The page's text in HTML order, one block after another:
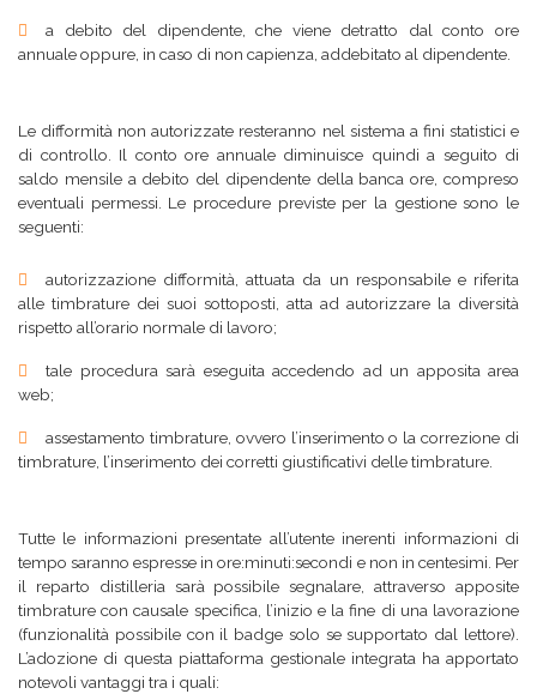
a debito del dipendente, che viene detratto dal conto ore
annuale oppure, in caso di non capienza, addebitato al dipendente.
Le difformità non autorizzate resteranno nel sistema a fini statistici e
di controllo. Il conto ore annuale diminuisce quindi a seguito di
saldo mensile a debito del dipendente della banca ore, compreso
eventuali permessi. Le procedure previste per la gestione sono le
seguenti:
autorizzazione difformità, attuata da un responsabile e riferita
alle timbrature dei suoi sottoposti, atta ad autorizzare la diversità
rispetto all’orario normale di lavoro;
tale procedura sarà eseguita accedendo ad un apposita area
web;
assestamento timbrature, ovvero l’inserimento o la correzione di
timbrature, l’inserimento dei corretti giustificativi delle timbrature.
Tutte le informazioni presentate all’utente inerenti informazioni di
tempo saranno espresse in ore:minuti:secondi e non in centesimi. Per
il reparto distilleria sarà possibile segnalare, attraverso apposite
timbrature con causale specifica, l’inizio e la fine di una lavorazione
(funzionalità possibile con il badge solo se supportato dal lettore).
L’adozione di questa piattaforma gestionale integrata ha apportato
notevoli vantaggi tra i quali: